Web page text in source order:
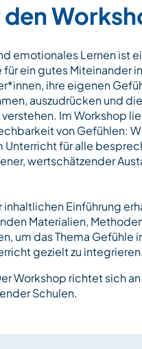
den
emotionales Lernen ist
ein gutes Miteinander
ihre eigenen
auszudrücken und
verstehen. Im Workshop
von Gefühlen:
Unterricht für alle
wertschätzender
inhaltlichen Einführung
Materialien,
um das Thema Gefühle
gezielt zu integrieren.
Workshop richtet sich
Schulen.